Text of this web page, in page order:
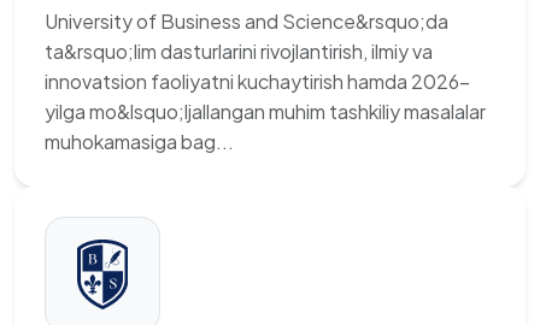
University of Business and Science&rsquo;da
ta&rsquo;lim dasturlarini rivojlantirish, ilmiy va
innovatsion faoliyatni kuchaytirish hamda 2026-
yilga mo&lsquo;ljallangan muhim tashkiliy masalalar
muhokamasiga bag...